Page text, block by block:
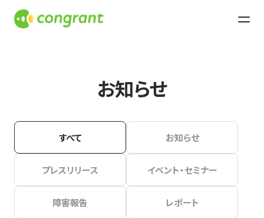
お知らせ
すべて お知らせ
プレスリリース イベント・セミナー
障害報告 レポート